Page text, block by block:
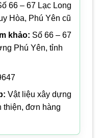
66 – 67 Lạc Long
Hòa, Phú Yên cũ
khảo: Số 66 – 67
Phú Yên, tỉnh
Vật liệu xây dựng
thiện, đơn hàng